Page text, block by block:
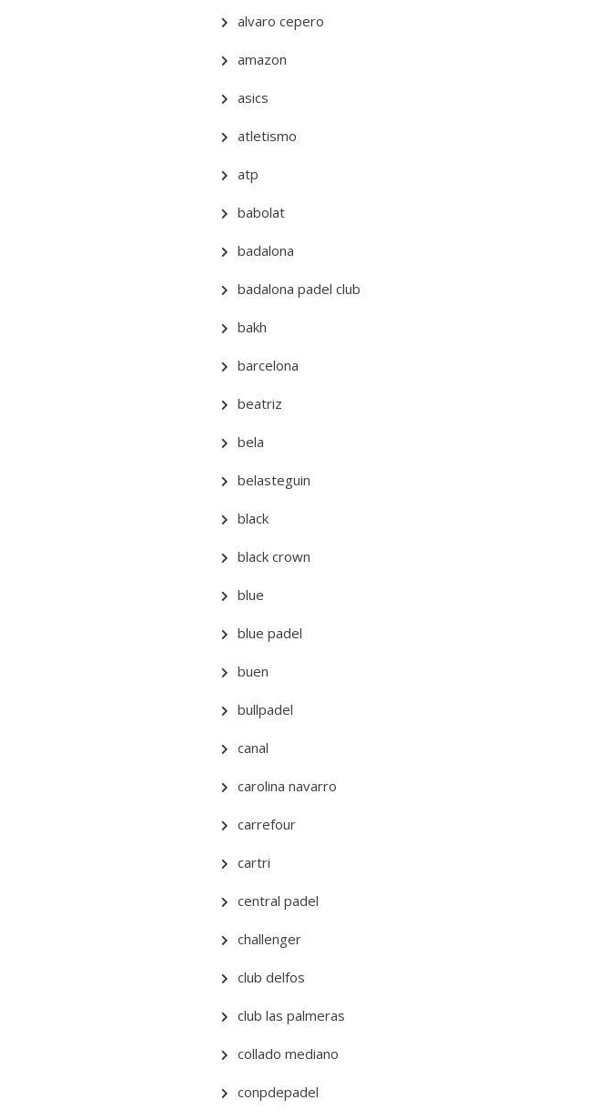
alvaro cepero
amazon
asics
atletismo
atp
babolat
badalona
badalona padel club
bakh
barcelona
beatriz
bela
belasteguin
black
black crown
blue
blue padel
buen
bullpadel
canal
carolina navarro
carrefour
cartri
central padel
challenger
club delfos
club las palmeras
collado mediano
conpdepadel